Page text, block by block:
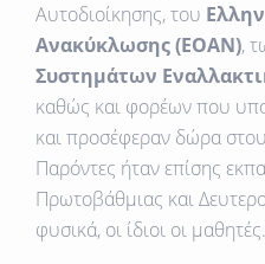
Αυτοδιοίκησης, του
Ανακύκλωσης (ΕΟΑΝ),
Συστημάτων
καθώς και φορέων που
και προσέφεραν δώρα
Παρόντες ήταν επίσης
Πρωτοβάθμιας και
φυσικά, οι ίδιοι οι μαθητές.